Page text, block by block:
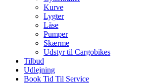
Kurve
Lygter
Låse
Pumper
Skærme
Udstyr til Cargobikes
Tilbud
Udlejning
Book Tid Til Service